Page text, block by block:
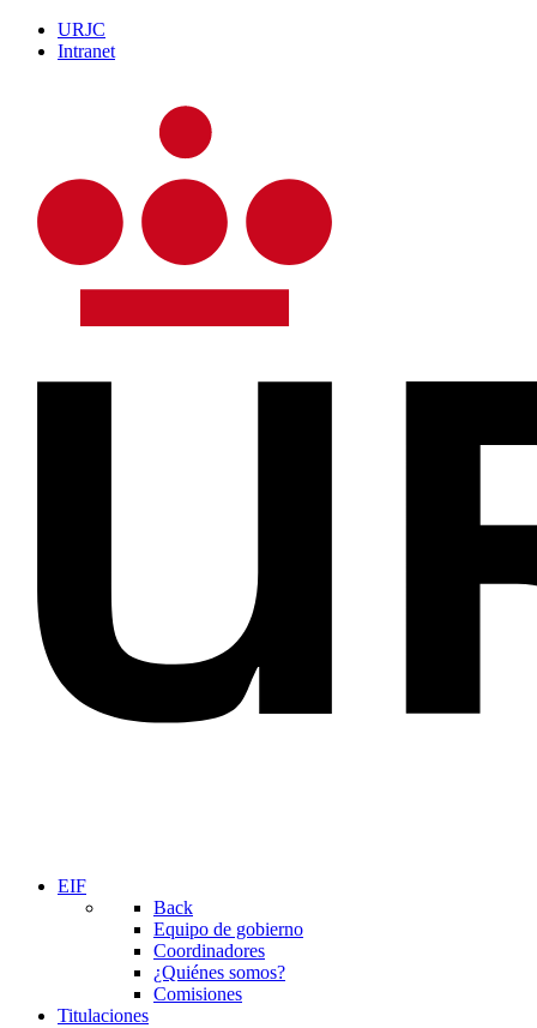
URJC
Intranet
EIF
Back
Equipo de gobierno
Coordinadores
¿Quiénes somos?
Comisiones
Titulaciones